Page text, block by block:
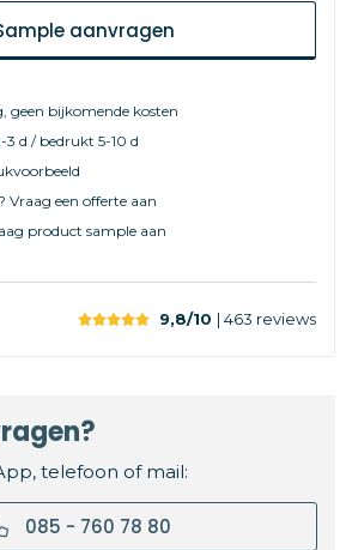
aanvragen
geen bijkomende kosten
3 d / bedrukt 5-10 d
Vraag een offerte aan
product sample aan
9,8/10 | 463 reviews
telefoon of mail:
085 - 760 78 80